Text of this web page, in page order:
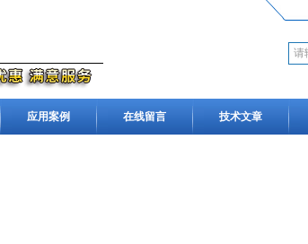
应用案例 在线留言 技术文章